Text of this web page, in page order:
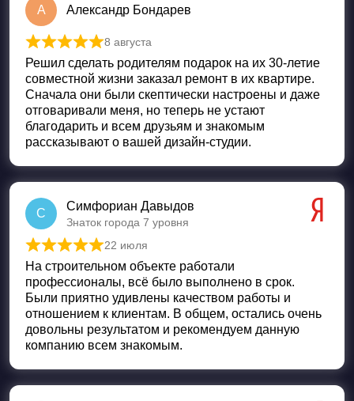
А Александр Бондарев
Оценка 5из 5
8 августа
Решил сделать родителям подарок на их 30-летие
совместной жизни заказал ремонт в их квартире.
Сначала они были скептически настроены и даже
отговаривали меня, но теперь не устают
благодарить и всем друзьям и знакомым
рассказывают о вашей дизайн-студии.
С
Симфориан Давыдов
Знаток города 7 уровня
Оценка5 из 5
22 июля
На строительном объекте работали
профессионалы, всё было выполнено в срок.
Были приятно удивлены качеством работы и
отношением к клиентам. В общем, остались очень
довольны результатом и рекомендуем данную
компанию всем знакомым.